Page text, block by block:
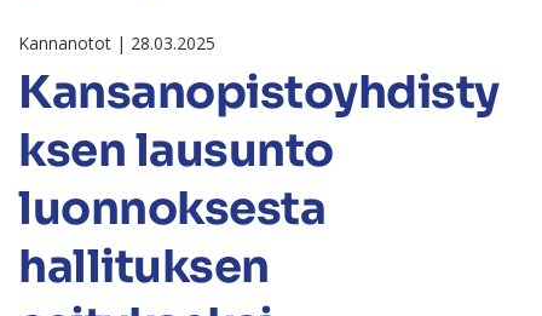
Kannanotot | 28.03.2025
Kansanopistoyhdisty
ksen lausunto
luonnoksesta
hallituksen